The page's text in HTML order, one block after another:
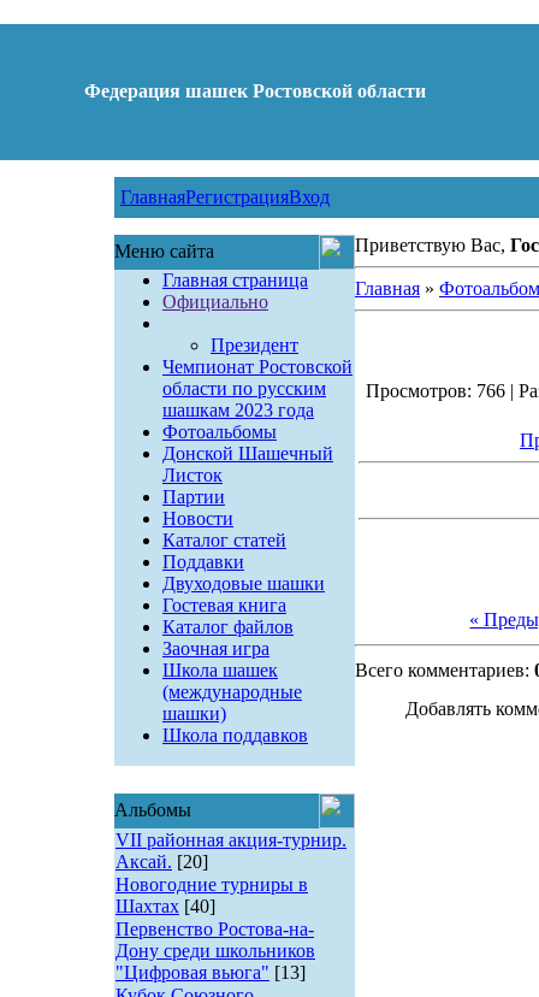
Федерация шашек Ростовской области
ГлавнаяРегистрацияВход
Меню сайта
Главная страница
Официально
Президент
Чемпионат Ростовской
области по русским
шашкам 2023 года
Фотоальбомы
Донской Шашечный
Листок
Партии
Новости
Каталог статей
Поддавки
Двуходовые шашки
Гостевая книга
Каталог файлов
Заочная игра
Школа шашек
(международные
шашки)
Школа поддавков
Альбомы
VII районная акция-турнир.
Аксай. [20]
Новогодние турниры в
Шахтах [40]
Первенство Ростова-на-
Дону среди школьников
"Цифровая вьюга" [13]
Приветствую Вас,
Главная» Фотоальбом
Просмотров: 766 |
«
Всего комментариев:
Добавлять